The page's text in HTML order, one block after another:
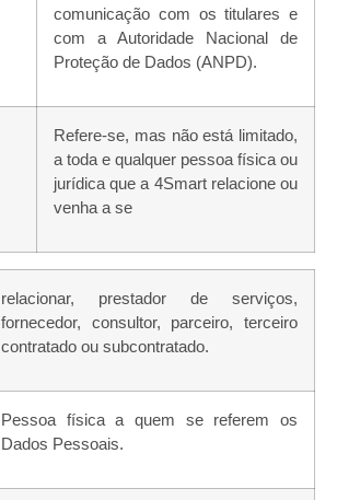
comunicação com os titulares e
com a Autoridade Nacional de
Proteção de Dados (ANPD).
Refere-se, mas não está limitado,
a toda e qualquer pessoa física ou
jurídica que a 4Smart relacione ou
venha a se
relacionar, prestador de serviços,
fornecedor, consultor, parceiro, terceiro
contratado ou subcontratado.
Pessoa física a quem se referem os
Dados Pessoais.